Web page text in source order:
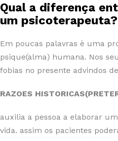
Qual a diferença
um psicoterapeuta?
Em poucas palavras è uma
psique(alma) humana. Nos
fobias no presente advindos
RAZOES
auxilia a pessoa a elaborar
vida. assim os pacientes